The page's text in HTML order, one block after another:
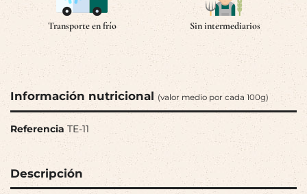
Transporte en frío Sin intermediarios
Información nutricional (valor medio por cada 100g)
Referencia TE-11
Descripción